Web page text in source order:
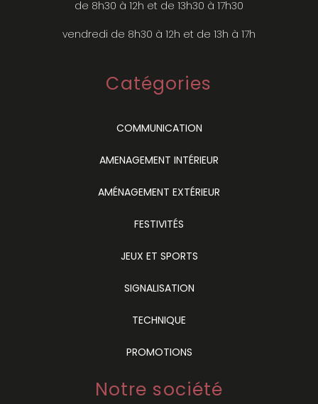
de 8h30 à 12h et de 13h30 à 17h30
vendredi de 8h30 à 12h et de 13h à 17h
Catégories
COMMUNICATION
AMENAGEMENT INTÉRIEUR
AMÉNAGEMENT EXTÉRIEUR
FESTIVITÉS
JEUX ET SPORTS
SIGNALISATION
TECHNIQUE
PROMOTIONS
Notre société